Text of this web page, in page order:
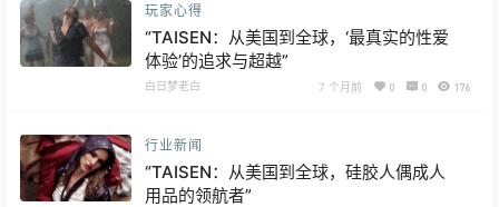
玩家心得
“TAISEN：从美国到全球，‘最真实的性爱
体验’的追求与超越”
白日梦老白 7 个月前 0 0 176
行业新闻
“TAISEN：从美国到全球，硅胶人偶成人
用品的领航者”